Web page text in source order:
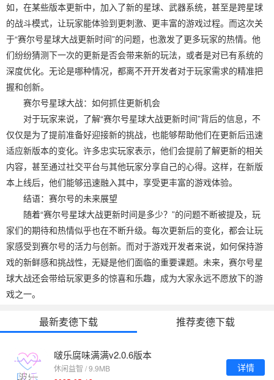
如，在某些版本更新中，加入了新的星球、武器系统，甚至是跨星球
的战斗模式，让玩家能体验到更刺激、更丰富的游戏过程。而这次关
于“赛尔号星球大战更新时间”的问题，也激发了更多玩家的热情。他
们纷纷猜测下一次的更新是否会带来新的玩法，或者是对已有系统的
深度优化。无论是哪种情况，都离不开开发者对于玩家需求的精准把
握和创新。
赛尔号星球大战：如何抓住更新机会
对于玩家来说，了解“赛尔号星球大战更新时间”背后的信息，不
仅仅是为了提前准备好迎接新的挑战，也能够帮助他们在更新后迅速
适应新版本的变化。许多忠实玩家表示，他们会提前了解更新的相关
内容，甚至通过社交平台与其他玩家分享自己的心得。这样，在新版
本上线后，他们能够迅速融入其中，享受更丰富的游戏体验。
结语：赛尔号的未来展望
随着“赛尔号星球大战更新时间是多少？”的问题不断被提及，玩
家们的期待和热情似乎也在不断升级。每次更新后的变化，都会让玩
家感受到赛尔号的活力与创新。而对于游戏开发者来说，如何保持游
戏的新鲜感和挑战性，无疑是他们面临的重要课题。未来，赛尔号星
球大战还会带给玩家更多的惊喜和乐趣，成为大家永远不愿放下的游
戏之一。
最新麦德下载 推荐麦德下载
啵乐腐味满满v2.0.6版本
休闲益智 / 9.9MB
详情